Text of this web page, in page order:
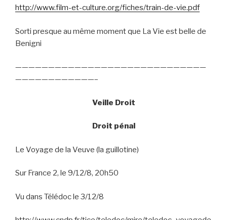
http://www.film-et-culture.org/fiches/train-de-vie.pdf
Sorti presque au même moment que La Vie est belle de
Benigni
—————————————————————————————
————————————–
Veille Droit
Droit pénal
Le Voyage de la Veuve (la guillotine)
Sur France 2, le 9/12/8, 20h50
Vu dans Télédoc le 3/12/8